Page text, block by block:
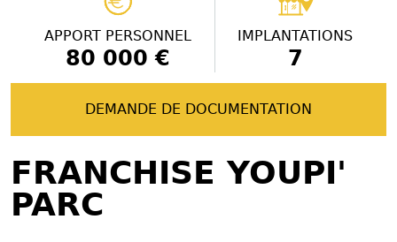
APPORT PERSONNEL
80 000 €
IMPLANTATIONS
7
DEMANDE DE DOCUMENTATION
FRANCHISE YOUPI'
PARC